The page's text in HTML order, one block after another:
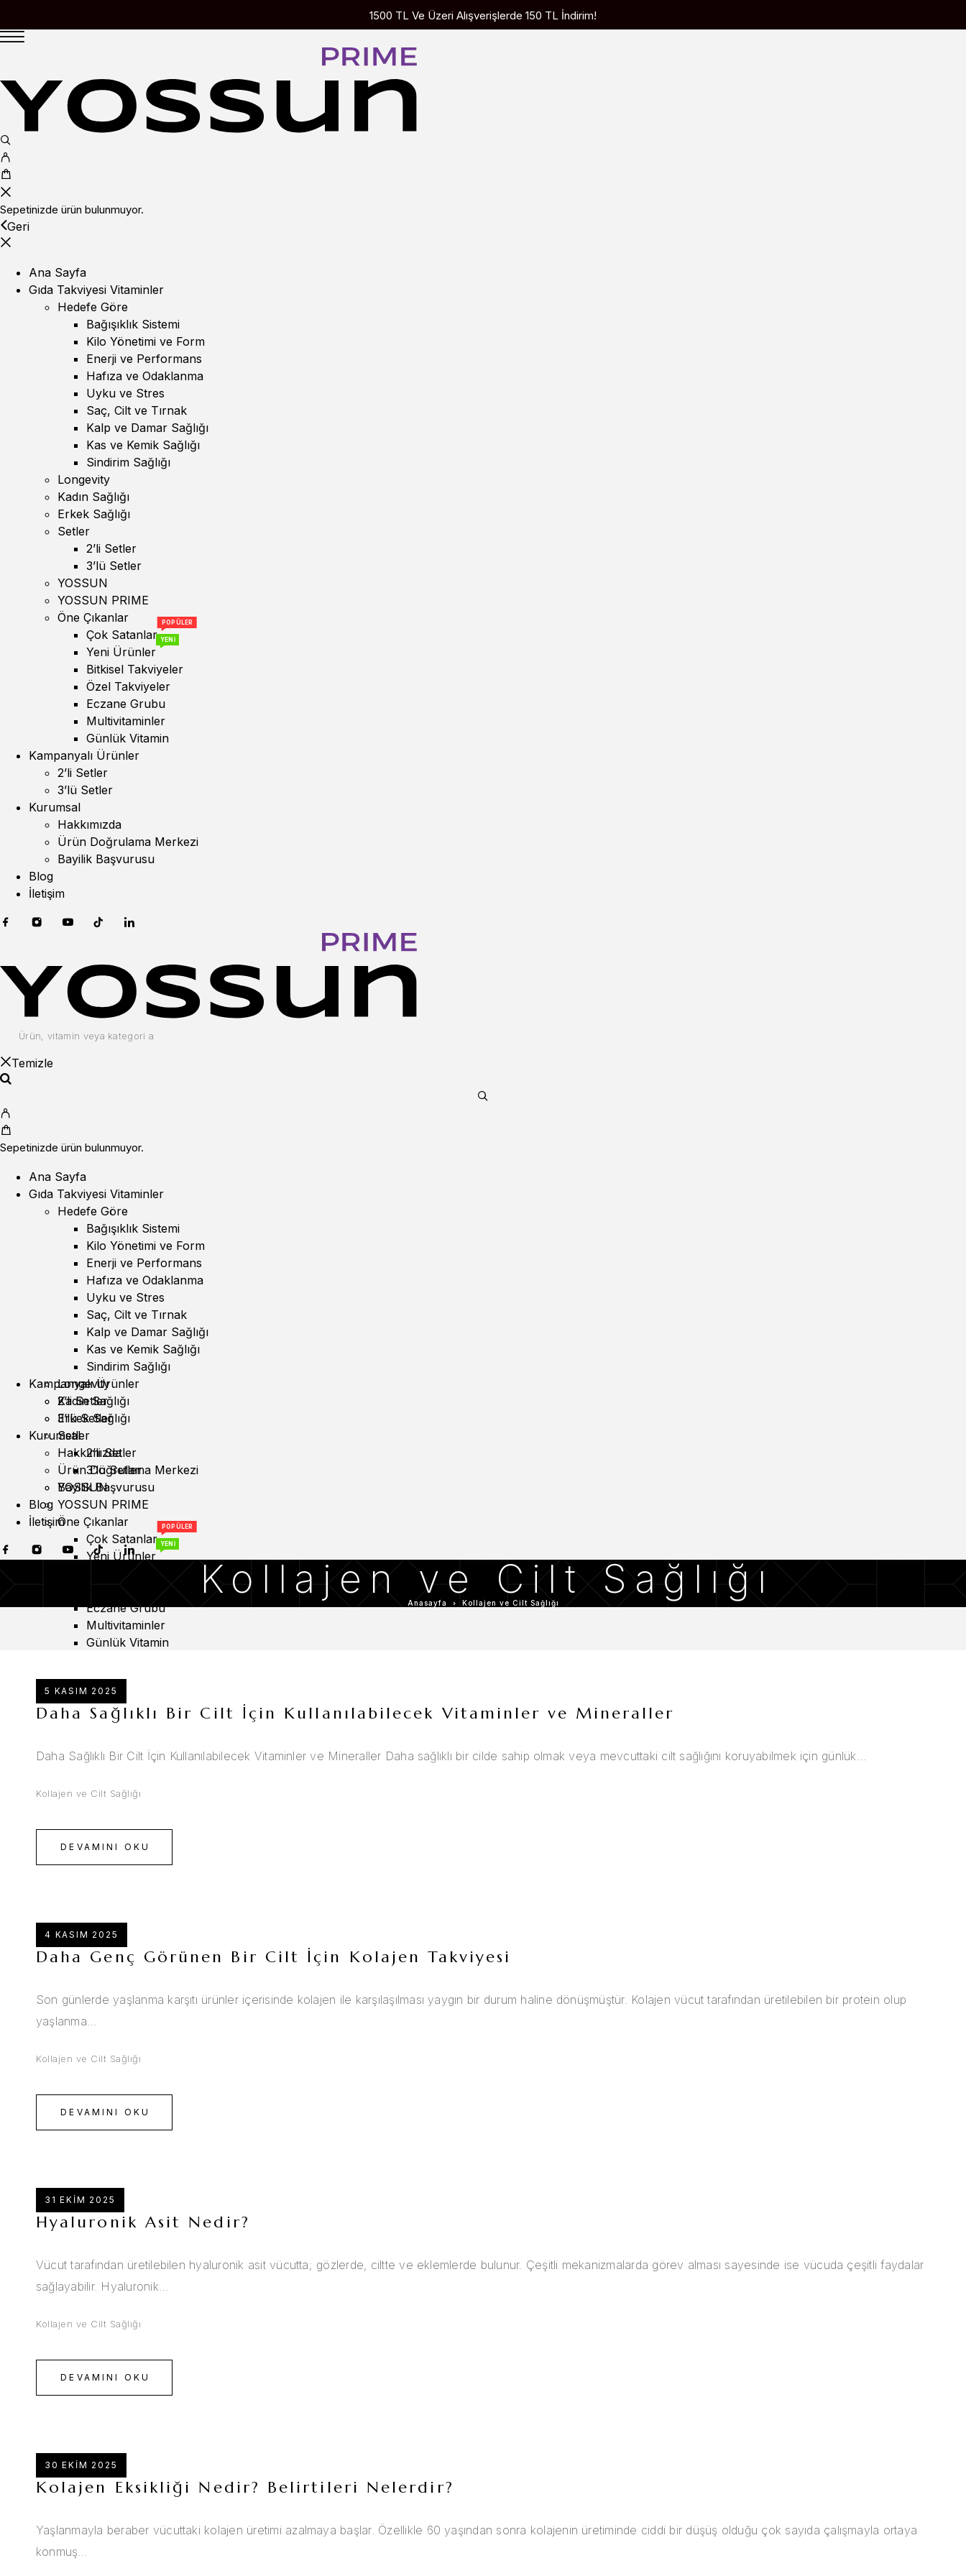
1500 TL Ve Üzeri Alışverişlerde 150 TL İndirim!
Sepetinizde ürün bulunmuyor.
Geri
Ana Sayfa
Gıda Takviyesi Vitaminler
Hedefe Göre
Bağışıklık Sistemi
Kilo Yönetimi ve Form
Enerji ve Performans
Hafıza ve Odaklanma
Uyku ve Stres
Saç, Cilt ve Tırnak
Kalp ve Damar Sağlığı
Kas ve Kemik Sağlığı
Sindirim Sağlığı
Longevity
Kadın Sağlığı
Erkek Sağlığı
Setler
2’li Setler
3’lü Setler
YOSSUN
YOSSUN PRIME
Öne Çıkanlar
Çok Satanlar
POPÜLER
Yeni Ürünler
YENİ
Bitkisel Takviyeler
Özel Takviyeler
Eczane Grubu
Multivitaminler
Günlük Vitamin
Kampanyalı Ürünler
2’li Setler
3’lü Setler
Kurumsal
Hakkımızda
Ürün Doğrulama Merkezi
Bayilik Başvurusu
Blog
İletişim
Temizle
Sepetinizde ürün bulunmuyor.
Ana Sayfa
Gıda Takviyesi Vitaminler
Hedefe Göre
Bağışıklık Sistemi
Kilo Yönetimi ve Form
Enerji ve Performans
Hafıza ve Odaklanma
Uyku ve Stres
Saç, Cilt ve Tırnak
Kalp ve Damar Sağlığı
Kas ve Kemik Sağlığı
Sindirim Sağlığı
Longevity
Kadın Sağlığı
Erkek Sağlığı
Setler
2’li Setler
3’lü Setler
YOSSUN
YOSSUN PRIME
Öne Çıkanlar
Çok Satanlar
POPÜLER
Yeni Ürünler
YENİ
Bitkisel Takviyeler
Eczane Grubu
Multivitaminler
Günlük Vitamin
Kampanyalı Ürünler
2’li Setler
3’lü Setler
Kurumsal
Hakkımızda
Ürün Doğrulama Merkezi
Bayilik Başvurusu
Blog
İletişim
Kollajen ve Cilt Sağlığı
Anasayfa Kollajen ve Cilt Sağlığı
5 KASIM 2025
Daha Sağlıklı Bir Cilt İçin Kullanılabilecek Vitaminler ve Mineraller
Daha Sağlıklı Bir Cilt İçin Kullanılabilecek Vitaminler ve Mineraller Daha sağlıklı bir cilde sahip olmak veya mevcuttaki cilt sağlığını koruyabilmek için günlük…
Kollajen ve Cilt Sağlığı
DEVAMINI OKU
4 KASIM 2025
Daha Genç Görünen Bir Cilt İçin Kolajen Takviyesi
Son günlerde yaşlanma karşıtı ürünler içerisinde kolajen ile karşılaşılması yaygın bir durum haline dönüşmüştür. Kolajen vücut tarafından üretilebilen bir protein olup
yaşlanma…
Kollajen ve Cilt Sağlığı
DEVAMINI OKU
31 EKIM 2025
Hyaluronik Asit Nedir?
Vücut tarafından üretilebilen hyaluronik asit vücutta; gözlerde, ciltte ve eklemlerde bulunur. Çeşitli mekanizmalarda görev alması sayesinde ise vücuda çeşitli faydalar
sağlayabilir. Hyaluronik…
Kollajen ve Cilt Sağlığı
DEVAMINI OKU
30 EKIM 2025
Kolajen Eksikliği Nedir? Belirtileri Nelerdir?
Yaşlanmayla beraber vücuttaki kolajen üretimi azalmaya başlar. Özellikle 60 yaşından sonra kolajenin üretiminde ciddi bir düşüş olduğu çok sayıda çalışmayla ortaya
konmuş…